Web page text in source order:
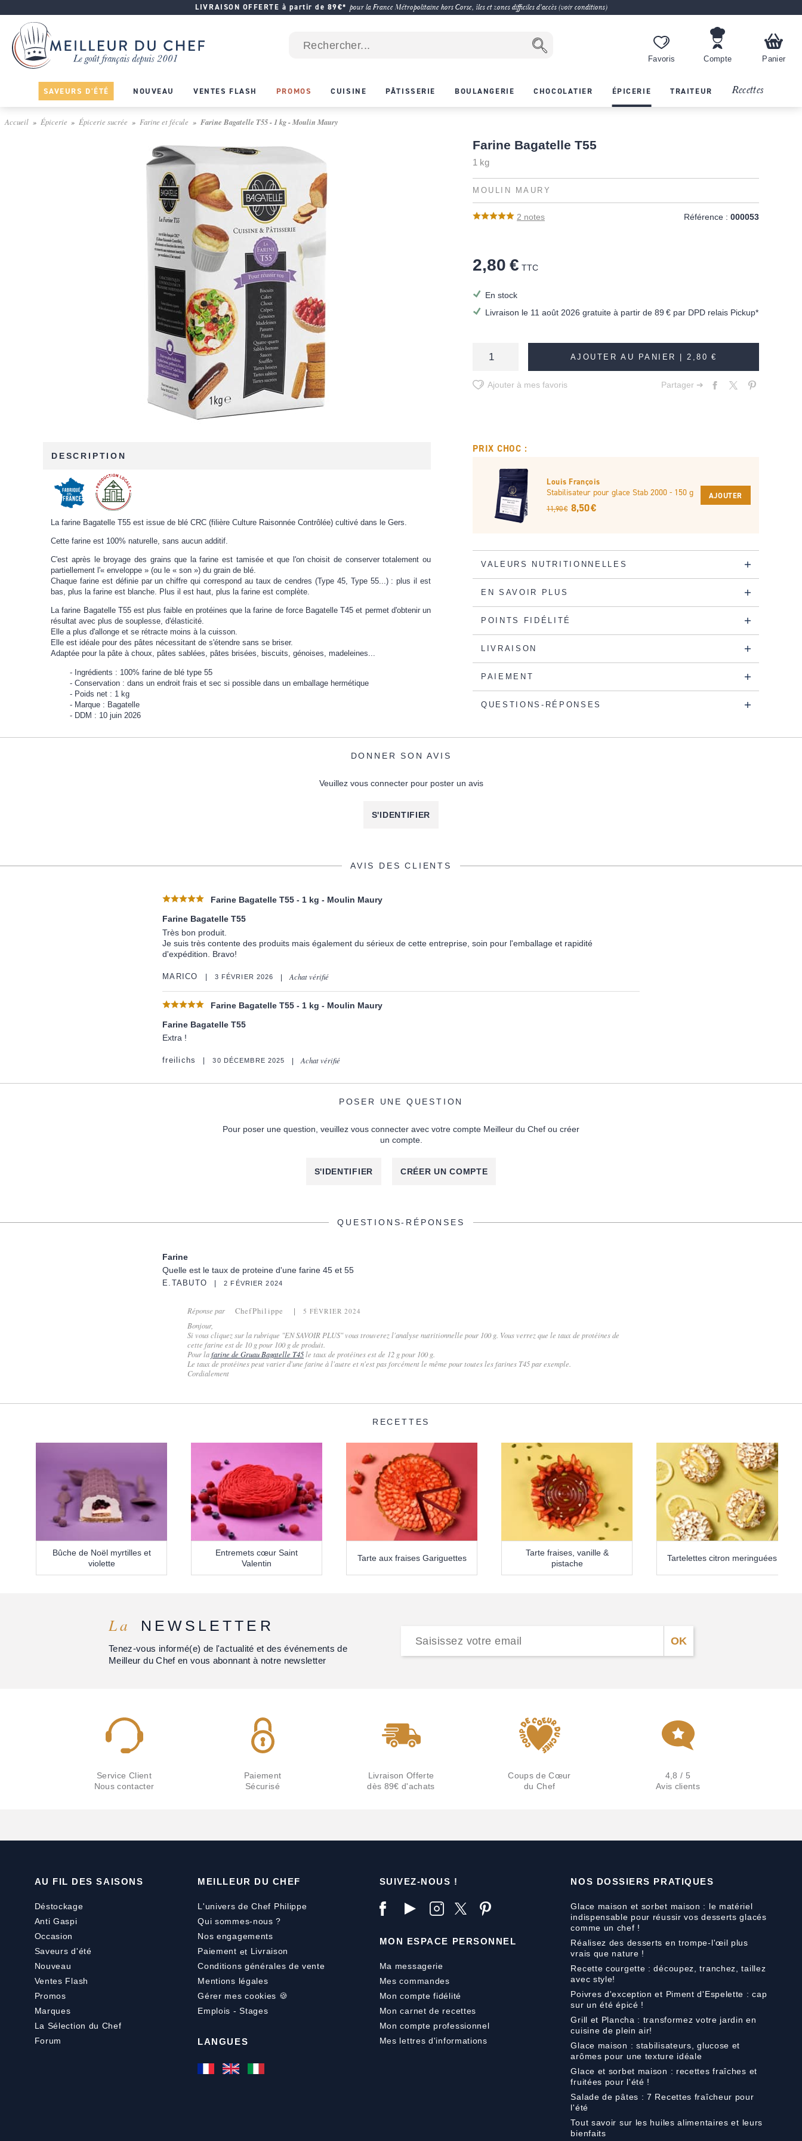
LIVRAISON OFFERTE à partir de 89€* pour la France Métropolitaine hors Corse, îles et zones difficiles d'accès (voir conditions)
Favoris Compte Panier
SAVEURS D'ÉTÉ NOUVEAU VENTES FLASH PROMOS CUISINE PÂTISSERIE BOULANGERIE CHOCOLATIER ÉPICERIE TRAITEUR Recettes
Accueil Épicerie Épicerie sucrée Farine et fécule Farine Bagatelle T55 - 1 kg - Moulin Maury
Farine Bagatelle T55
1 kg
MOULIN MAURY
2 notes Référence : 000053
2,80 € TTC
En stock
Livraison le 11 août 2026 gratuite à partir de 89 € par DPD relais Pickup*
AJOUTER AU PANIER | 2,80 €
Ajouter à mes favoris Partager ➔
DESCRIPTION
La farine Bagatelle T55 est issue de blé CRC (filière Culture Raisonnée Contrôlée) cultivé dans le Gers.
Cette farine est 100% naturelle, sans aucun additif.
C'est après le broyage des grains que la farine est tamisée et que l'on choisit de conserver totalement ou
partiellement l'« enveloppe » (ou le « son ») du grain de blé.
Chaque farine est définie par un chiffre qui correspond au taux de cendres (Type 45, Type 55...) : plus il est
bas, plus la farine est blanche. Plus il est haut, plus la farine est complète.
La farine Bagatelle T55 est plus faible en protéines que la farine de force Bagatelle T45 et permet d'obtenir un
résultat avec plus de souplesse, d'élasticité.
Elle a plus d'allonge et se rétracte moins à la cuisson.
Elle est idéale pour des pâtes nécessitant de s'étendre sans se briser.
Adaptée pour la pâte à choux, pâtes sablées, pâtes brisées, biscuits, génoises, madeleines...
Ingrédients : 100% farine de blé type 55
Conservation : dans un endroit frais et sec si possible dans un emballage hermétique
Poids net : 1 kg
Marque : Bagatelle
DDM : 10 juin 2026
PRIX CHOC :
Louis François
Stabilisateur pour glace Stab 2000 - 150 g
11,90 € 8,50 €
AJOUTER
VALEURS NUTRITIONNELLES
EN SAVOIR PLUS
POINTS FIDÉLITÉ
LIVRAISON
PAIEMENT
QUESTIONS-RÉPONSES
DONNER SON AVIS
Veuillez vous connecter pour poster un avis
S'IDENTIFIER
AVIS DES CLIENTS
Farine Bagatelle T55 - 1 kg - Moulin Maury
Farine Bagatelle T55
Très bon produit.
Je suis très contente des produits mais également du sérieux de cette entreprise, soin pour l'emballage et rapidité
d'expédition. Bravo!
MARICO 3 FÉVRIER 2026 Achat vérifié
Farine Bagatelle T55 - 1 kg - Moulin Maury
Farine Bagatelle T55
Extra !
freilichs 30 DÉCEMBRE 2025 Achat vérifié
POSER UNE QUESTION
Pour poser une question, veuillez vous connecter avec votre compte Meilleur du Chef ou créer
un compte.
S'IDENTIFIER CRÉER UN COMPTE
QUESTIONS-RÉPONSES
Farine
Quelle est le taux de proteine d'une farine 45 et 55
E.TABUTO 2 FÉVRIER 2024
Réponse par ChefPhilippe 5 FÉVRIER 2024
Bonjour,
Si vous cliquez sur la rubrique "EN SAVOIR PLUS" vous trouverez l'analyse nutritionnelle pour 100 g. Vous verrez que le taux de protéines de
cette farine est de 10 g pour 100 g de produit.
Pour lafarine de Gruau Bagatelle T45le taux de protéines est de 12 g pour 100 g.
Le taux de protéines peut varier d'une farine à l'autre et n'est pas forcément le même pour toutes les farines T45 par exemple.
Cordialement
RECETTES
Bûche de Noël myrtilles et
violette
Entremets cœur Saint
Valentin
Tarte aux fraises Gariguettes
Tarte fraises, vanille &
pistache
Tartelettes citron meringuées
La NEWSLETTER
Tenez-vous informé(e) de l'actualité et des événements de
Meilleur du Chef en vous abonnant à notre newsletter
Service Client
Nous contacter
Paiement
Sécurisé
Livraison Offerte
dès 89€ d'achats
Coups de Cœur
du Chef
4,8 / 5
Avis clients
AU FIL DES SAISONS
Déstockage
Anti Gaspi
Occasion
Saveurs d'été
Nouveau
Ventes Flash
Promos
Marques
La Sélection du Chef
Forum
MEILLEUR DU CHEF
L'univers de Chef Philippe
Qui sommes-nous ?
Nos engagements
Paiement et Livraison
Conditions générales de vente
Mentions légales
Gérer mes cookies 🍪
Emplois - Stages
LANGUES
SUIVEZ-NOUS !
MON ESPACE PERSONNEL
Ma messagerie
Mes commandes
Mon compte fidélité
Mon carnet de recettes
Mon compte professionnel
Mes lettres d'informations
NOS DOSSIERS PRATIQUES
Glace maison et sorbet maison : le matériel
indispensable pour réussir vos desserts glacés
comme un chef !
Réalisez des desserts en trompe-l'œil plus
vrais que nature !
Recette courgette : découpez, tranchez, taillez
avec style!
Poivres d'exception et Piment d'Espelette : cap
sur un été épicé !
Grill et Plancha : transformez votre jardin en
cuisine de plein air!
Glace maison : stabilisateurs, glucose et
arômes pour une texture idéale
Glace et sorbet maison : recettes fraîches et
fruitées pour l'été !
Salade de pâtes : 7 Recettes fraîcheur pour
l'été
Tout savoir sur les huiles alimentaires et leurs
bienfaits